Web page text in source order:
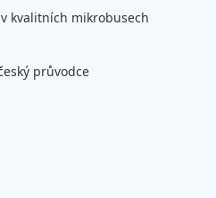
kvalitních mikrobusech
průvodce